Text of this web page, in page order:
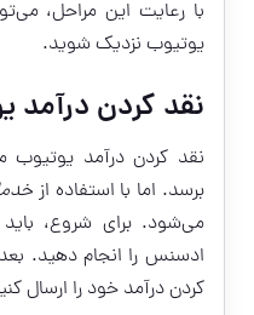
با رعایت این مراحل،
یوتیوب نزدیک شوید.
نقد کردن درآمد
نقد کردن درآمد یوتیوب
برسد. اما با استفاده از
می‌شود. برای شروع،
ادسنس را انجام دهید.
کردن درآمد خود را ارسال